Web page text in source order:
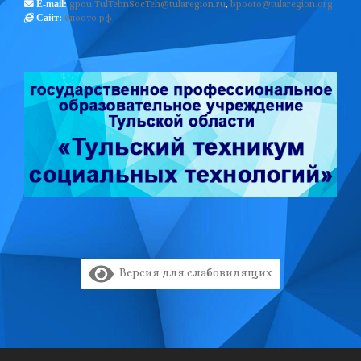
E-mail: gpou.TulTehnSocTeh@tularegion.ru, bpooto@tularegion.org
Сайт: бпоото.рф
Версия для слабовидящих